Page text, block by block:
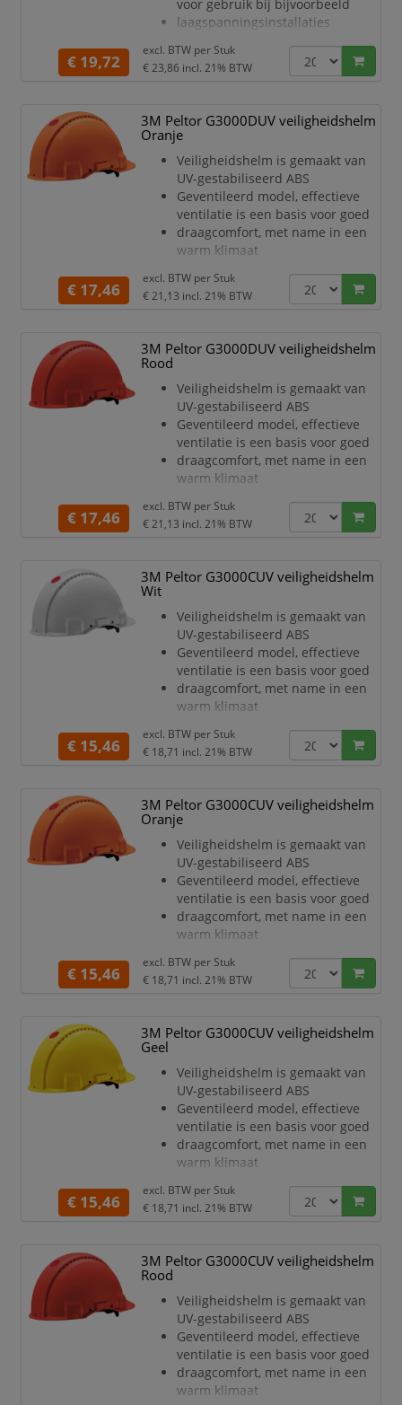
voor gebruik bij bijvoorbeeld
laagspanningsinstallaties
UV-gestabiliseerd ABS
Ongeventileerd model
kunststof zweetband voor meer
comfort en
Helm is voorzien van een 4-punts
textielen binnenwerk
Het binnenwerk is voorzien van
een draaiknopinstelling
De Uvicator sens
€ 19,72
excl. BTW per Stuk
€ 23,86 incl. 21% BTW
3M Peltor G3000DUV veiligheidshelm
Oranje
Veiligheidshelm is gemaakt van
UV-gestabiliseerd ABS
Geventileerd model, effectieve
ventilatie is een basis voor goed
draagcomfort, met name in een
warm klimaat
lederen zweetband voor meer
comfort en
Helm is voorzien van een 4-punts
textielen binnenwerk
een pinlock schuifinstelling
De Uvicator sensorschijf vertelt u
wanneer de helm vervangen
moet
worden
De zac
€ 17,46
excl. BTW per Stuk
€ 21,13 incl. 21% BTW
3M Peltor G3000DUV veiligheidshelm
Rood
Veiligheidshelm is gemaakt van
UV-gestabiliseerd ABS
Geventileerd model, effectieve
ventilatie is een basis voor goed
draagcomfort, met name in een
warm klimaat
lederen zweetband voor meer
comfort en
Helm is voorzien van een 4-punts
textielen binnenwerk
een pinlock schuifinstelling
De Uvicator sensorschijf vertelt u
wanneer de helm vervangen
moet
worden
De zac
€ 17,46
excl. BTW per Stuk
€ 21,13 incl. 21% BTW
3M Peltor G3000CUV veiligheidshelm
Wit
Veiligheidshelm is gemaakt van
UV-gestabiliseerd ABS
Geventileerd model, effectieve
ventilatie is een basis voor goed
draagcomfort, met name in een
warm klimaat
synthetische zweetband voor
meer comfort
Helm is voorzien van een 4-punts
textielen binnenwerk
een pinlock schuifinstelling
De Uvicator sensorschijf vertelt u
wanneer de helm vervangen
moet
worden
D
€ 15,46
excl. BTW per Stuk
€ 18,71 incl. 21% BTW
3M Peltor G3000CUV veiligheidshelm
Oranje
Veiligheidshelm is gemaakt van
UV-gestabiliseerd ABS
Geventileerd model, effectieve
ventilatie is een basis voor goed
draagcomfort, met name in een
warm klimaat
synthetische zweetband voor
meer comfort
Helm is voorzien van een 4-punts
textielen binnenwerk
een pinlock schuifinstelling
De Uvicator sensorschijf vertelt u
wanneer de helm vervangen
moet
worden
D
€ 15,46
excl. BTW per Stuk
€ 18,71 incl. 21% BTW
3M Peltor G3000CUV veiligheidshelm
Geel
Veiligheidshelm is gemaakt van
UV-gestabiliseerd ABS
Geventileerd model, effectieve
ventilatie is een basis voor goed
draagcomfort, met name in een
warm klimaat
synthetische zweetband voor
meer comfort
Helm is voorzien van een 4-punts
textielen binnenwerk
een pinlock schuifinstelling
De Uvicator sensorschijf vertelt u
wanneer de helm vervangen
moet
worden
D
€ 15,46
excl. BTW per Stuk
€ 18,71 incl. 21% BTW
3M Peltor G3000CUV veiligheidshelm
Rood
Veiligheidshelm is gemaakt van
UV-gestabiliseerd ABS
Geventileerd model, effectieve
ventilatie is een basis voor goed
draagcomfort, met name in een
warm klimaat